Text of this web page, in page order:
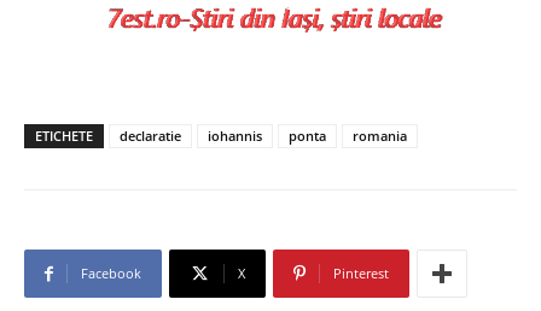
ETICHETE declaratie iohannis ponta romania
Facebook X Pinterest